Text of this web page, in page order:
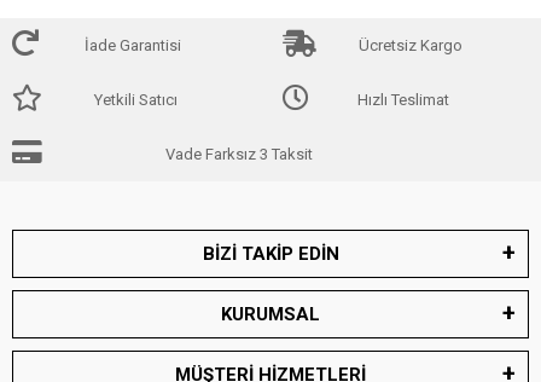
Kol saatleri kadınlar için her zaman başka bir anlam taşımıştır. Bu
yüzden kadınlar saat seçiminde hangi modeli seçtiklerine ve
dışarıya yansıttıkları imaja son derece dikkat ederler. Deri kordonlu
saatler kullanıcıların beklentilerini karşılayabilecek derecede şık ve
alımlı bir yapıya sahiptirler. Deri kordonlu saatler giyilen kıyafete
kullanacağınız bir saatte deri kordonu tercih edebilir ve tarzınızı
tasarlanan deri kordonlu kadın saatleri en çok tercih edilen
aksesuarlar arasında yerini almaya çoktan başlamıştır. Saatinizin
daha uzun ömürlü olmasını sağlamanız için deri kordonlu kadın
saatinizi belirli aralıklarla temizlemeli ve bakımını yapmanız
İade Garantisi Ücretsiz Kargo
Yetkili Satıcı Hızlı Teslimat
Vade Farksız 3 Taksit
BİZİ TAKİP EDİN
KURUMSAL
MÜŞTERİ HİZMETLERİ